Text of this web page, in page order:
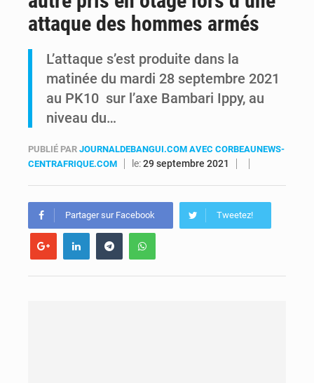
Alerte Ebola à Kinshasa : Un bateau sous haute surveillance accoste à Maluku avec 200 passagers à bord
attaque des hommes armés
L’attaque s’est produite dans la
matinée du mardi 28 septembre 2021
au PK10 sur l’axe Bambari Ippy, au
niveau du…
PUBLIÉ PAR JOURNALDEBANGUI.COM AVEC CORBEAUNEWS-
CENTRAFRIQUE.COM
le:29 septembre 2021
Partager sur Facebook Tweetez!